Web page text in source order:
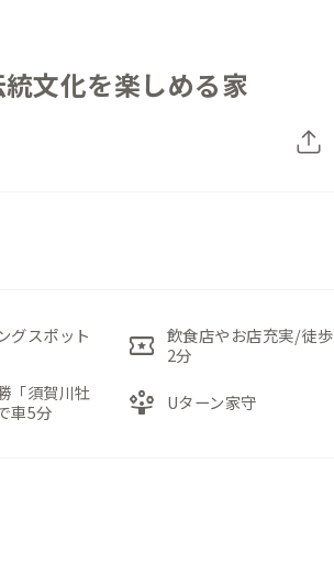
統文化を楽しめる家
グスポット
local_activity 飲食店やお店充実/徒歩
2分
「須賀川牡
車5分
person_play Uターン家守